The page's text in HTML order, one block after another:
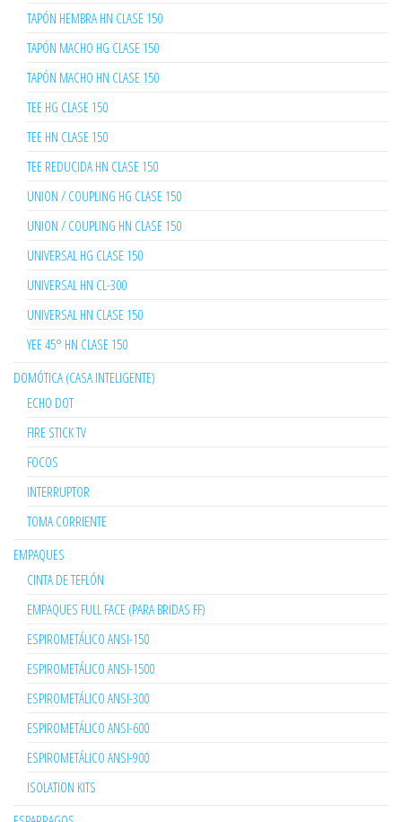
TAPÓN HEMBRA HN CLASE 150
TAPÓN MACHO HG CLASE 150
TAPÓN MACHO HN CLASE 150
TEE HG CLASE 150
TEE HN CLASE 150
TEE REDUCIDA HN CLASE 150
UNION / COUPLING HG CLASE 150
UNION / COUPLING HN CLASE 150
UNIVERSAL HG CLASE 150
UNIVERSAL HN CL-300
UNIVERSAL HN CLASE 150
YEE 45° HN CLASE 150
DOMÓTICA (CASA INTELIGENTE)
ECHO DOT
FIRE STICK TV
FOCOS
INTERRUPTOR
TOMA CORRIENTE
EMPAQUES
CINTA DE TEFLÓN
EMPAQUES FULL FACE (PARA BRIDAS FF)
ESPIROMETÁLICO ANSI-150
ESPIROMETÁLICO ANSI-1500
ESPIROMETÁLICO ANSI-300
ESPIROMETÁLICO ANSI-600
ESPIROMETÁLICO ANSI-900
ISOLATION KITS